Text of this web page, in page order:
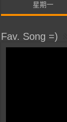
星期一
Fav. Song =)